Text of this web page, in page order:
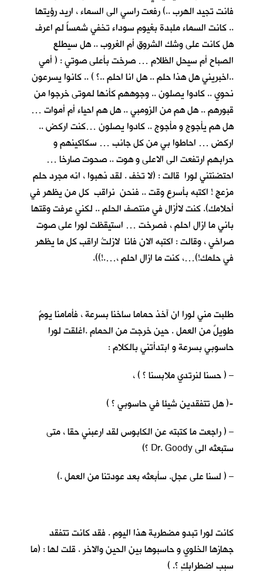
فانت تجيد الهرب ..) رفعت راسي الى السماء ، اريد رؤيتها
.. كانت السماء ملبدة بغيوم سوداء تخفي شمساً لم اعرف
هل كانت على وشك الشروق أم الغروب .. هل سيطلع
الصباح أم سيحل الظلام … صرخت بأعلى صوتي : ( أمي
..اخبريني هل هذا حلم .. هل انا احلم ..؟ ) .. كانوا يسرعون
نحوي .. كادوا يصلون .. وجوههم كأنها لموتى خرجوا من
قبورهم .. هل هم من الزومبي .. هل هم احياء أم أموات …
هل هم يأجوج و مأجوج .. كادوا يصلون …كنت اركض ..
اركض … احاطوا بي من كل جانب … سكاكينهم و
حرابهم ارتفعت الى الاعلى و هوت .. صحوت صارخا …
احتضنتني لورا قالت : (لا تخف . لقد ذهبوا ، انه مجرد حلم
مزعج ! اكتبه بأسرع وقت .. فنحن نراقب كل من يظهر في
أحلامك). كنت لاأزال في منتصف الحلم .. لكني عرفت وقتها
باني ما ازال احلم ، فصرخت … استيقظت لورا على صوت
صراخي ، وقالت : اكتبه الان فانا لازلتُ اراقب كل ما يظهر
في حلمك!)…، كنت ما ازال احلم ،….!)).
طلبت مني لورا ان آخذ حماما ساخنا بسرعة ، فأمامنا يومٌ
طويلٌ من العمل . حين خرجت من الحمام .اغلقت لورا
حاسوبي بسرعة و ابتدأتني بالكلام :
– ( حسنا لنرتدي ملابسنا ؟ ) ،
-( هل تتفقدين شيئا في حاسوبي ؟ )
– ( راجعت ما كتبته عن الكابوس لقد ارعبني حقا ، متى
ستبعثه الى Dr. Goody ؟)
– ( لسنا على عجل. سأبعثه بعد عودتنا من العمل .)
كانت لورا تبدو مضطربة هذا اليوم . فقد كانت تتفقد
جهازها الخلوي و حاسبوها بين الحين والاخر . قلت لها : (ما
سبب اضطرابكِ ؟. )